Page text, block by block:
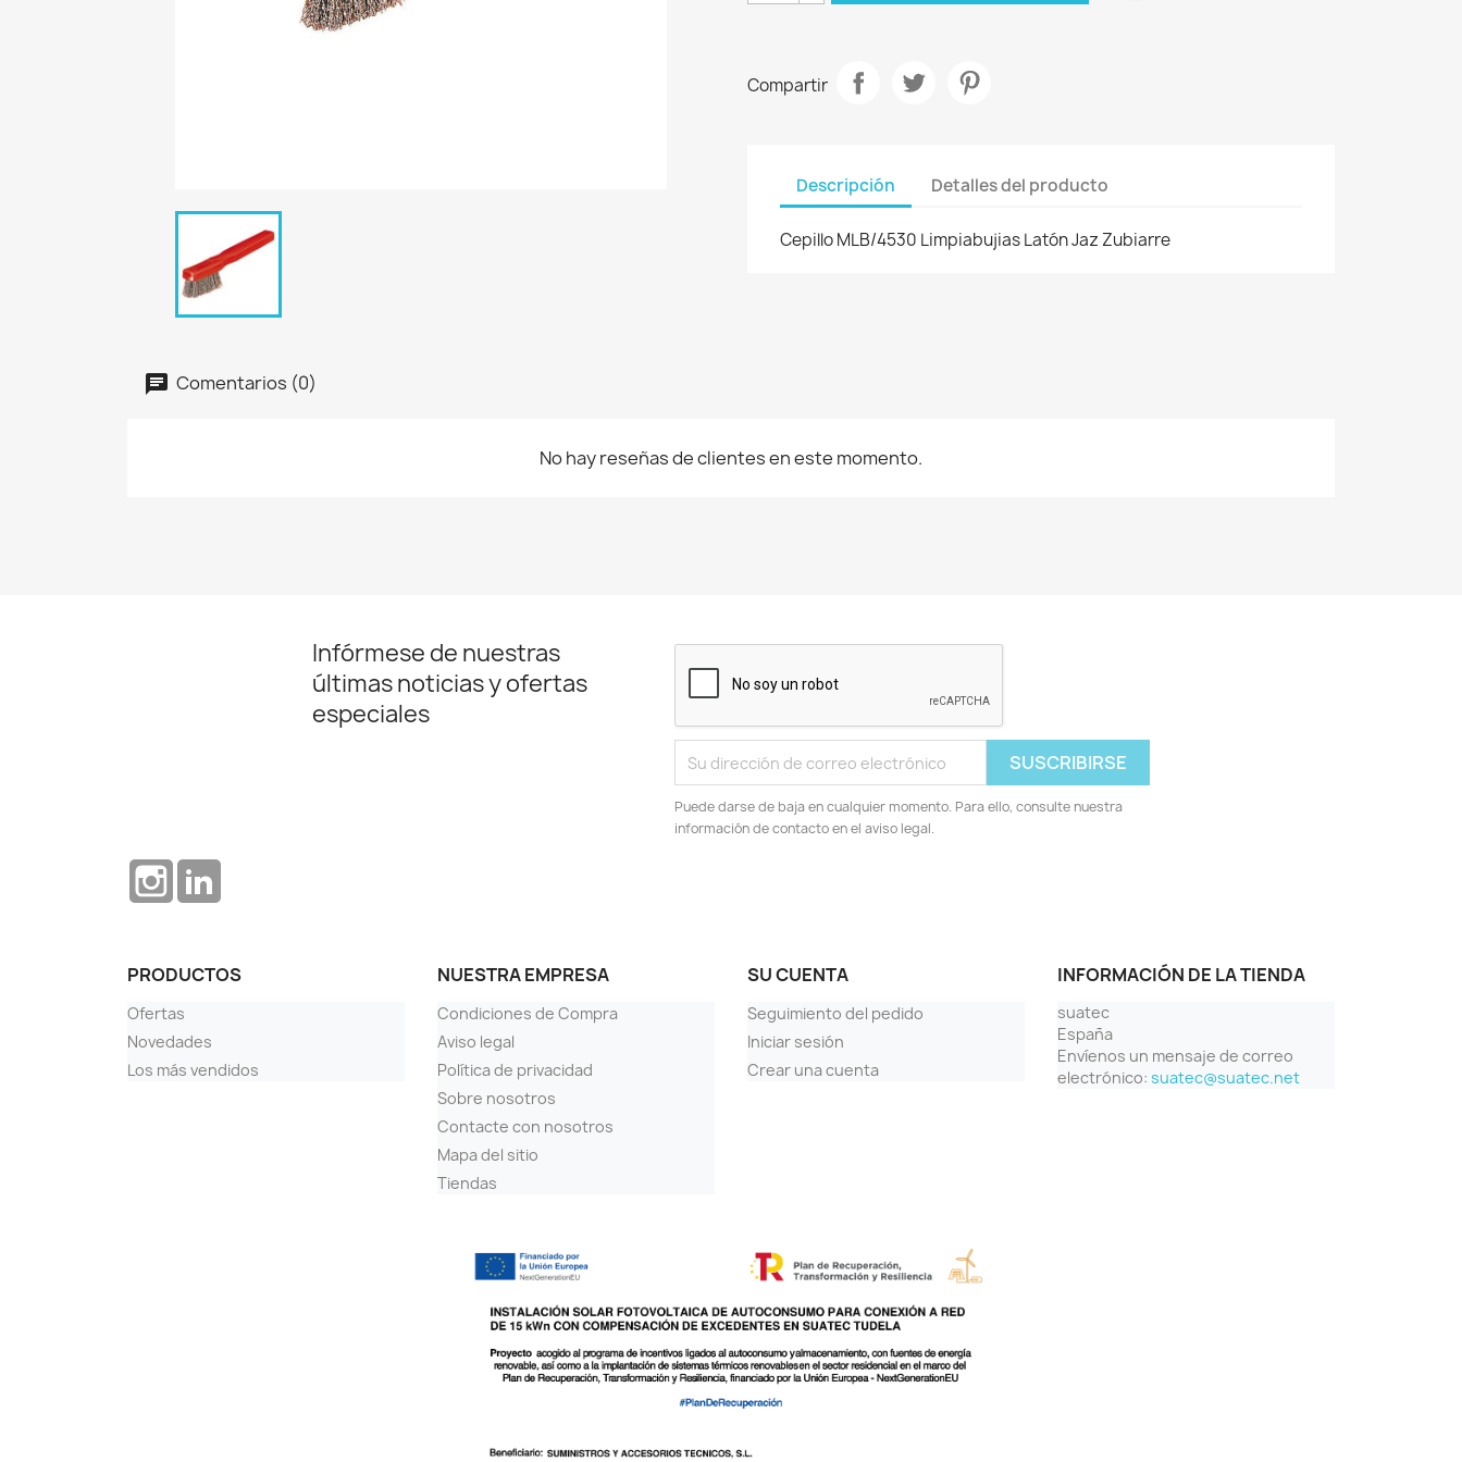
Compartir
Descripción Detalles del producto
Cepillo MLB/4530 Limpiabujias Latón Jaz Zubiarre
Comentarios (0)
No hay reseñas de clientes en este momento.
Infórmese de nuestras
últimas noticias y ofertas
especiales
Puede darse de baja en cualquier momento. Para ello, consulte nuestra
información de contacto en el aviso legal.
Instagram
PRODUCTOS
Ofertas
Novedades
Los más vendidos
NUESTRA EMPRESA
Condiciones de Compra
Aviso legal
Política de privacidad
Sobre nosotros
Contacte con nosotros
Mapa del sitio
Tiendas
SU CUENTA
Seguimiento del pedido
Iniciar sesión
Crear una cuenta
INFORMACIÓN DE LA TIENDA
suatec
España
Envíenos un mensaje de correo
electrónico: suatec@suatec.net